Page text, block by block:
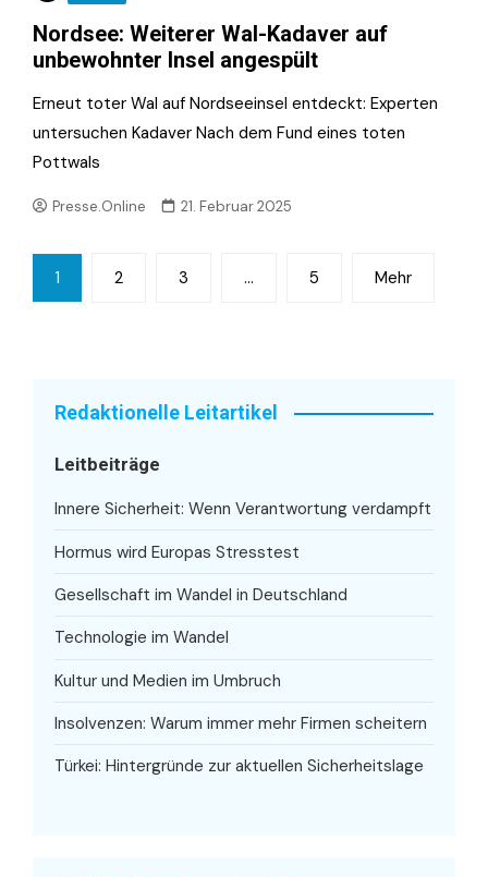
Nordsee: Weiterer Wal-Kadaver auf
unbewohnter Insel angespült
Erneut toter Wal auf Nordseeinsel entdeckt: Experten
untersuchen Kadaver Nach dem Fund eines toten
Pottwals
Presse.Online 21. Februar 2025
Seitennummerierung
der
1 2 3 … 5 Mehr
Redaktionelle Leitartikel
Leitbeiträge
Innere Sicherheit: Wenn Verantwortung verdampft
Hormus wird Europas Stresstest
Gesellschaft im Wandel in Deutschland
Technologie im Wandel
Kultur und Medien im Umbruch
Insolvenzen: Warum immer mehr Firmen scheitern
Türkei: Hintergründe zur aktuellen Sicherheitslage